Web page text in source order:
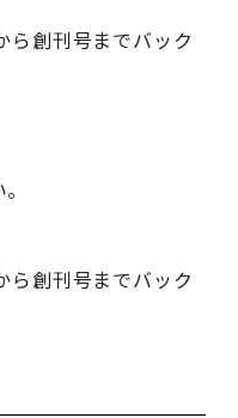
創刊号までバック
創刊号までバック